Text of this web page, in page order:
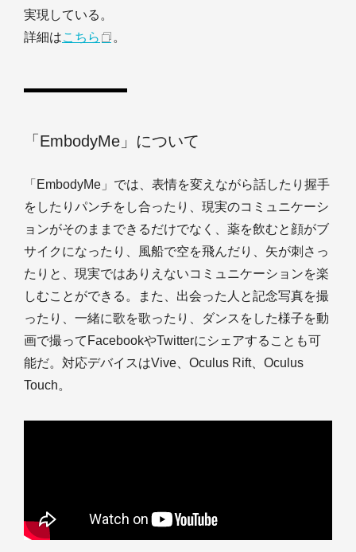
実現している。
詳細はこちら 。
「EmbodyMe」について
「EmbodyMe」では、表情を変えながら話したり握手
をしたりパンチをし合ったり、現実のコミュニケーシ
ョンがそのままできるだけでなく、薬を飲むと顔がブ
サイクになったり、風船で空を飛んだり、矢が刺さっ
たりと、現実ではありえないコミュニケーションを楽
しむことができる。また、出会った人と記念写真を撮
ったり、一緒に歌を歌ったり、ダンスをした様子を動
画で撮ってFacebookやTwitterにシェアすることも可
能だ。対応デバイスはVive、Oculus Rift、Oculus
Touch。